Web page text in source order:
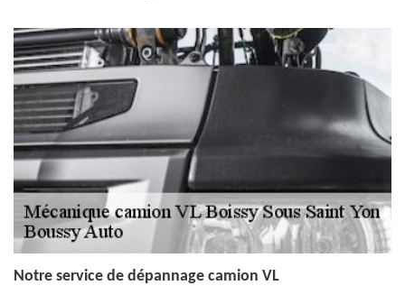
Notre service de dépannage camion VL